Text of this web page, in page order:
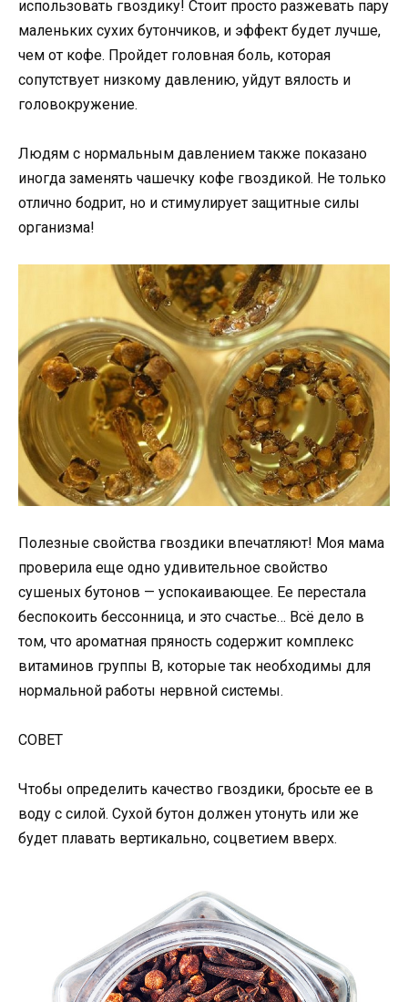
использовать гвоздику! Стоит просто разжевать пару
маленьких сухих бутончиков, и эффект будет лучше,
чем от кофе. Пройдет головная боль, которая
сопутствует низкому давлению, уйдут вялость и
головокружение.
Людям с нормальным давлением также показано
иногда заменять чашечку кофе гвоздикой. Не только
отлично бодрит, но и стимулирует защитные силы
организма!
Полезные свойства гвоздики впечатляют! Моя мама
проверила еще одно удивительное свойство
сушеных бутонов — успокаивающее. Ее перестала
беспокоить бессонница, и это счастье… Всё дело в
том, что ароматная пряность содержит комплекс
витаминов группы В, которые так необходимы для
нормальной работы нервной системы.
СОВЕТ
Чтобы определить качество гвоздики, бросьте ее в
воду с силой. Сухой бутон должен утонуть или же
будет плавать вертикально, соцветием вверх.